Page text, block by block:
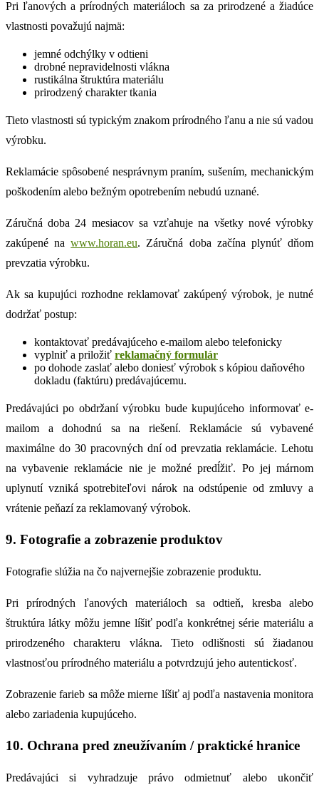
Pri ľanových a prírodných materiáloch sa za prirodzené a žiadúce
vlastnosti považujú najmä:
jemné odchýlky v odtieni
drobné nepravidelnosti vlákna
rustikálna štruktúra materiálu
prirodzený charakter tkania
Tieto vlastnosti sú typickým znakom prírodného ľanu a nie sú vadou
výrobku.
Reklamácie spôsobené nesprávnym praním, sušením, mechanickým
poškodením alebo bežným opotrebením nebudú uznané.
Záručná doba 24 mesiacov sa vzťahuje na všetky nové výrobky
zakúpené nawww.horan.eu. Záručná doba začína plynúť dňom
prevzatia výrobku.
Ak sa kupujúci rozhodne reklamovať zakúpený výrobok, je nutné
dodržať postup:
kontaktovať predávajúceho e-mailom alebo telefonicky
vyplniť a priložiť reklamačný formulár
po dohode zaslať alebo doniesť výrobok s kópiou daňového
dokladu (faktúru) predávajúcemu.
Predávajúci po obdržaní výrobku bude kupujúceho informovať e-
mailom a dohodnú sa na riešení. Reklamácie sú vybavené
maximálne do 30 pracovných dní od prevzatia reklamácie. Lehotu
na vybavenie reklamácie nie je možné predĺžiť. Po jej márnom
uplynutí vzniká spotrebiteľovi nárok na odstúpenie od zmluvy a
vrátenie peňazí za reklamovaný výrobok.
9. Fotografie a zobrazenie produktov
Fotografie slúžia na čo najvernejšie zobrazenie produktu.
Pri prírodných ľanových materiáloch sa odtieň, kresba alebo
štruktúra látky môžu jemne líšiť podľa konkrétnej série materiálu a
prirodzeného charakteru vlákna. Tieto odlišnosti sú žiadanou
vlastnosťou prírodného materiálu a potvrdzujú jeho autentickosť.
Zobrazenie farieb sa môže mierne líšiť aj podľa nastavenia monitora
alebo zariadenia kupujúceho.
10. Ochrana pred zneužívaním / praktické hranice
Predávajúci si vyhradzuje právo odmietnuť alebo ukončiť